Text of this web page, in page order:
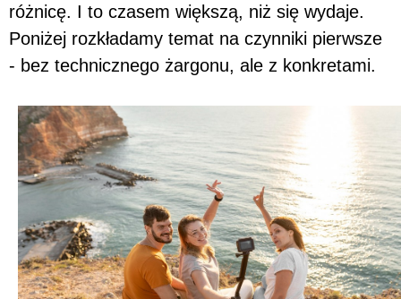
różnicę. I to czasem większą, niż się wydaje.
Poniżej rozkładamy temat na czynniki pierwsze
- bez technicznego żargonu, ale z konkretami.